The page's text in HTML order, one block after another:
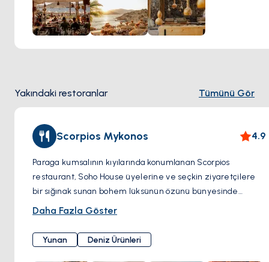
güzelliğiyle lüks plaj kulübü ambiyansını bir araya
getiren mükemmel bir adres.
Yakındaki restoranlar Tümünü Gör
Scorpios Mykonos 4.9
Paraga kumsalının kıyılarında konumlanan Scorpios
restaurant, Soho House üyelerine ve seçkin ziyaretçilere
bir sığınak sunan bohem lüksünün özünü bünyesinde
barındırıyor. Soho House tarafından yakın zamanda satın
yoga dersleri, artisanal kokteyller ve ruhu harekete geçiren
müzik ritüelleri için ünlü isimleri dingin kıyılarına çekmeye
Daha Fazla Göster
Yunan Deniz Ürünleri